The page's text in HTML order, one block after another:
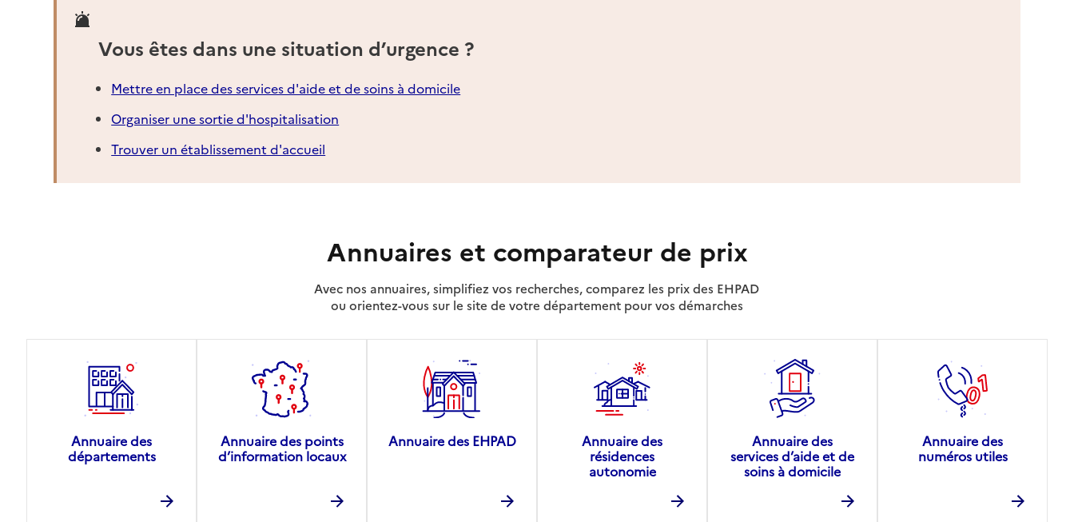
Vous êtes dans une situation d’urgence ?
Mettre en place des services d'aide et de soins à domicile
Organiser une sortie d'hospitalisation
Trouver un établissement d'accueil
Annuaires et comparateur de prix
Avec nos annuaires, simplifiez vos recherches, comparez les prix des EHPAD
ou orientez-vous sur le site de votre département pour vos démarches
Annuaire des
départements
Annuaire des points
d’information locaux
Annuaire des EHPAD
Annuaire des
résidences
autonomie
Annuaire des
services d’aide et de
soins à domicile
Annuaire des
numéros utiles